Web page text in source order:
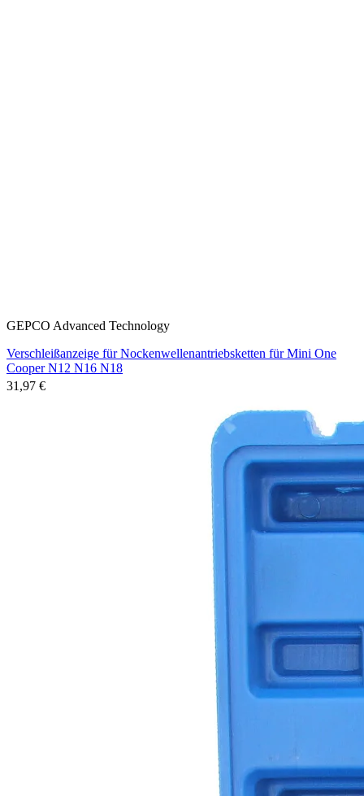
GEPCO Advanced Technology
Verschleißanzeige für Nockenwellenantriebsketten für Mini One
Cooper N12 N16 N18
31,97 €